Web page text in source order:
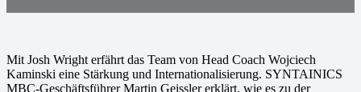
Mit Josh Wright erfährt das Team von Head Coach Wojciech
Kaminski eine Stärkung und Internationalisierung. SYNTAINICS
MBC-Geschäftsführer Martin Geissler erklärt, wie es zu der